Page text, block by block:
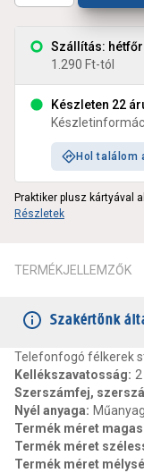
Szállítás:
1.290 Ft-tól
Készleten 22
Hol találom
Praktiker plusz kártyával
Részletek
TERMÉKJELLEMZŐK
Szakértőnk
Telefonfogó félkerek
Kellékszavatosság:
Szerszámfej,
Nyél anyaga: Műanyag
Termék méret
Termék méret
Termék méret